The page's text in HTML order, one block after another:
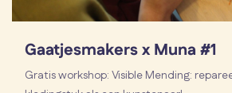
Gaatjesmakers x Muna #1
Gratis workshop: Visible Mending: